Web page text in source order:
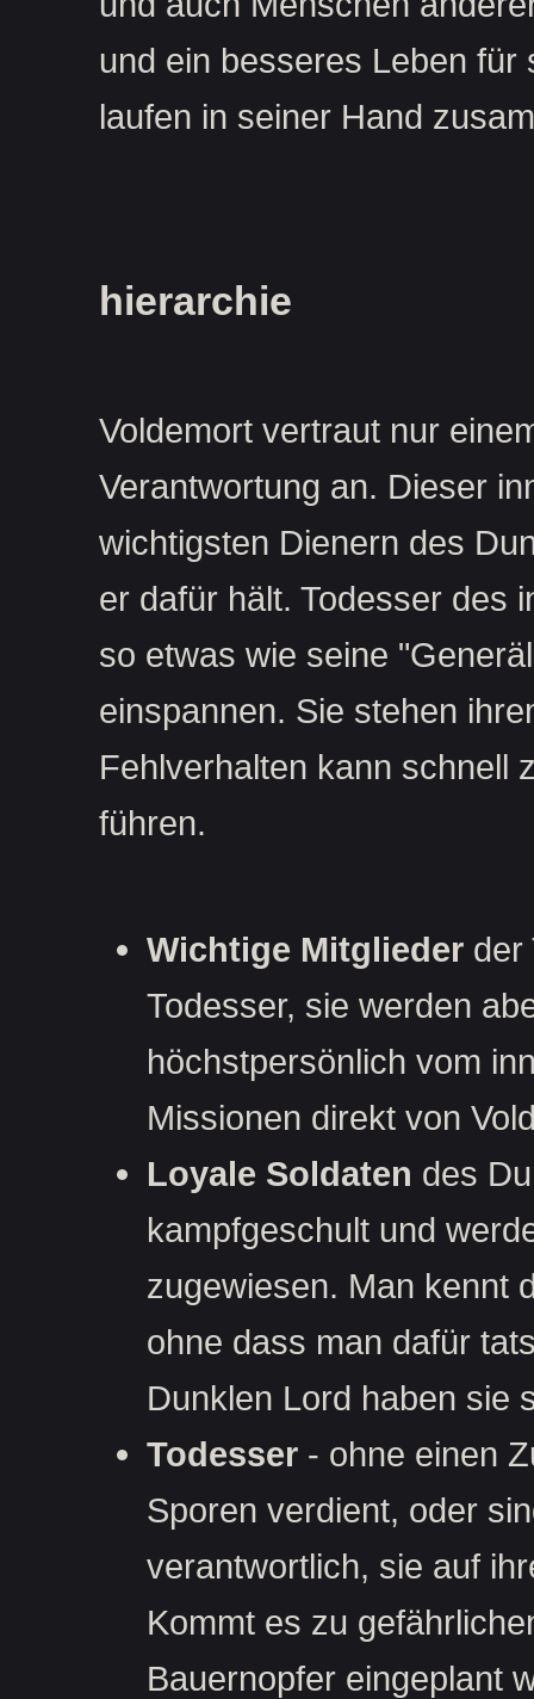
und ein besseres Leben
laufen in seiner Hand
hierarchie
Voldemort vertraut nur
Verantwortung an. Dieser
wichtigsten Dienern des
er dafür hält. Todesser des
so etwas wie seine
einspannen. Sie stehen
Fehlverhalten kann schnell
führen.
Wichtige Mitglieder der
Todesser, sie werden
höchstpersönlich vom
Missionen direkt von
Loyale Soldaten des
kampfgeschult und
zugewiesen. Man kennt
ohne dass man dafür
Dunklen Lord haben sie
Todesser - ohne einen
Sporen verdient, oder
verantwortlich, sie auf
Kommt es zu
Bauernopfer eingeplant